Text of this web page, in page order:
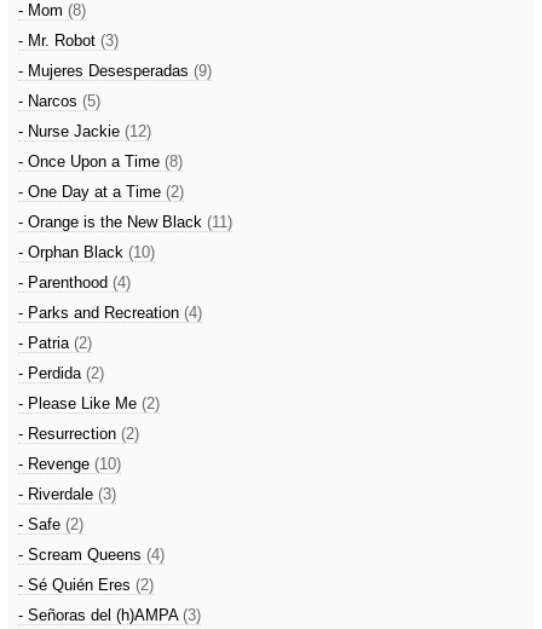
- Mom (8)
- Mr. Robot (3)
- Mujeres Desesperadas (9)
- Narcos (5)
- Nurse Jackie (12)
- Once Upon a Time (8)
- One Day at a Time (2)
- Orange is the New Black (11)
- Orphan Black (10)
- Parenthood (4)
- Parks and Recreation (4)
- Patria (2)
- Perdida (2)
- Please Like Me (2)
- Resurrection (2)
- Revenge (10)
- Riverdale (3)
- Safe (2)
- Scream Queens (4)
- Sé Quién Eres (2)
- Señoras del (h)AMPA (3)